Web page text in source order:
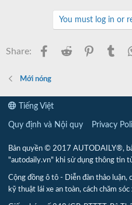
You must log in or
Share: Facebook
Reddit
Mới nóng
Tiếng Việt
Quy định và Nội quy Privacy
Bản quyền © 2017 AUTODAILY®,
"autodaily.vn" khi sử dụng thông tin
Cộng đồng ô tô - Diễn đàn thảo luận,
kỹ thuật lái xe an toàn, cách chăm sóc